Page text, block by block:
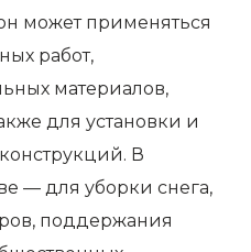
может применяться
работ,
материалов,
для установки и
В
— для уборки снега,
поддержания